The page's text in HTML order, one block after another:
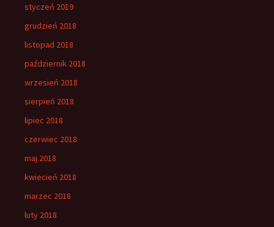
styczeń 2019
grudzień 2018
listopad 2018
październik 2018
wrzesień 2018
sierpień 2018
lipiec 2018
czerwiec 2018
maj 2018
kwiecień 2018
marzec 2018
luty 2018